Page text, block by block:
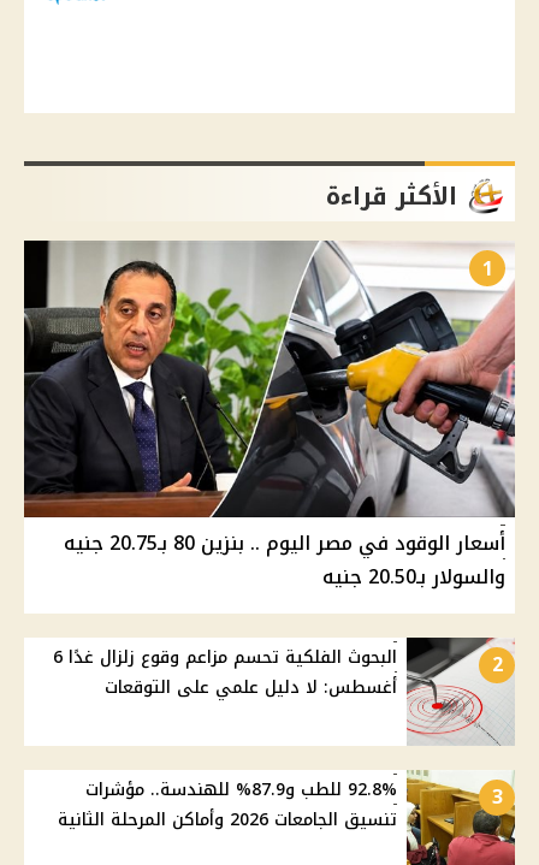
الأكثر قراءة
1
أسعار الوقود في مصر اليوم .. بنزين 80 بـ20.75 جنيه
والسولار بـ20.50 جنيه
2
البحوث الفلكية تحسم مزاعم وقوع زلزال غدًا 6
أغسطس: لا دليل علمي على التوقعات
3
92.8% للطب و87.9% للهندسة.. مؤشرات
تنسيق الجامعات 2026 وأماكن المرحلة الثانية